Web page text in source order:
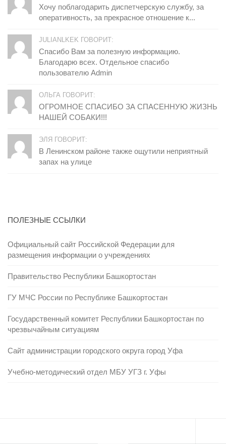
Хочу поблагодарить диспетчерскую службу, за
оперативность, за прекрасное отношение к...
JULIANLKEK ГОВОРИТ:
Спасибо Вам за полезную информацию.
Благодарю всех. Отдельное спасибо
пользователю Admin
ОЛЬГА ГОВОРИТ:
ОГРОМНОЕ СПАСИБО ЗА СПАСЕННУЮ ЖИЗНЬ
НАШЕЙ СОБАКИ!!!
ЭЛЯ ГОВОРИТ:
В Ленинском районе также ощутили неприятный
запах на улице
ПОЛЕЗНЫЕ ССЫЛКИ
Официальный сайт Российской Федерации для
размещения информации о учреждениях
Правительство Республики Башкортостан
ГУ МЧС России по Республике Башкортостан
Государственный комитет Республики Башкортостан по
чрезвычайным ситуациям
Сайт администрации городского округа город Уфа
Учебно-методический отдел МБУ УГЗ г. Уфы